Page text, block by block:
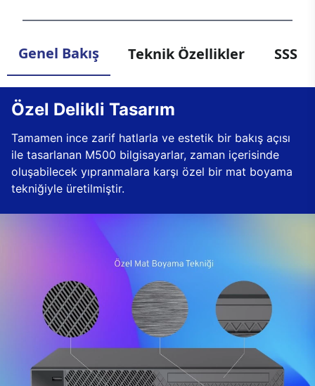
Genel Bakış Teknik Özellikler SSS
Özel Delikli Tasarım
Tamamen ince zarif hatlarla ve estetik bir bakış açısı
ile tasarlanan M500 bilgisayarlar, zaman içerisinde
oluşabilecek yıpranmalara karşı özel bir mat boyama
tekniğiyle üretilmiştir.